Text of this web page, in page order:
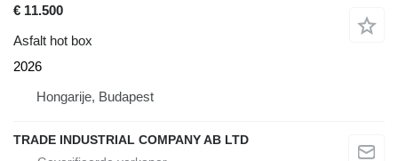
€ 11.500
Asfalt hot box
2026
Hongarije, Budapest
TRADE INDUSTRIAL COMPANY AB LTD